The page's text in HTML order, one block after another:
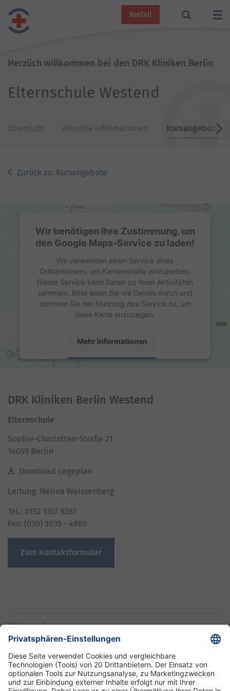
Notfall
Herzlich willkommen bei den DRK Kliniken Berlin
Elternschule Westend
Übersicht Aktuelle Informationen Kursangebote
Zurück zu: Kursangebote
Wir benötigen Ihre Zustimmung, um
den Google Maps-Service zu laden!
Wir verwenden einen Service eines
Drittanbieters, um Karteninhalte einzubetten.
Dieser Service kann Daten zu Ihren Aktivitäten
sammeln. Bitte lesen Sie die Details durch und
stimmen Sie der Nutzung des Service zu, um
diese Karte anzuzeigen.
Mehr Informationen
Platform
DRK Kliniken Berlin Westend
Elternschule
Sophie-Charlotten-Straße 21
14059 Berlin
Download Lageplan
Leitung: Melina Weissenberg
Tel.: 0152 5157 9287
Fax: (030) 3035 - 4865
Zum Kontaktformular
Unternehmen
Informationen
Standorte